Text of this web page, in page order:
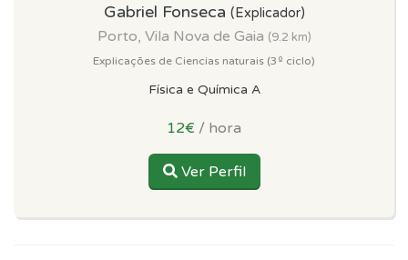
Gabriel Fonseca (Explicador)
Porto, Vila Nova de Gaia (9.2 km)
Explicações de Ciencias naturais (3º ciclo)
Física e Química A
12€ / hora
Ver Perfil